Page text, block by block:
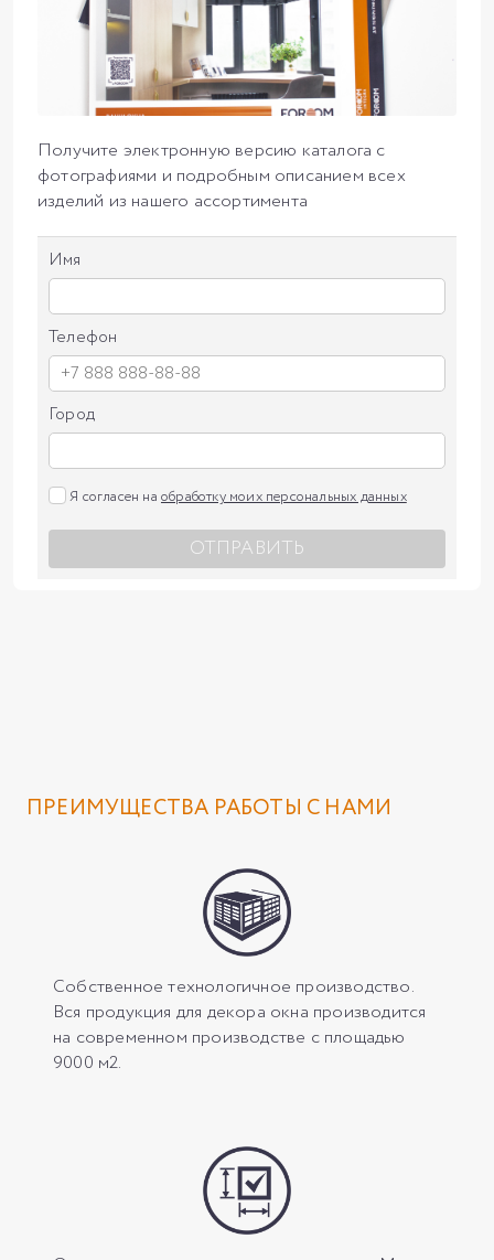
Получите электронную версию каталога с
фотографиями и подробным описанием всех
изделий из нашего ассортимента
Имя
Телефон
Город
Я согласен на обработку моих персональных данных
ОТПРАВИТЬ
ПРЕИМУЩЕСТВА РАБОТЫ С НАМИ
Собственное технологичное производство.
Вся продукция для декора окна производится
на современном производстве с площадью
9000 м2.